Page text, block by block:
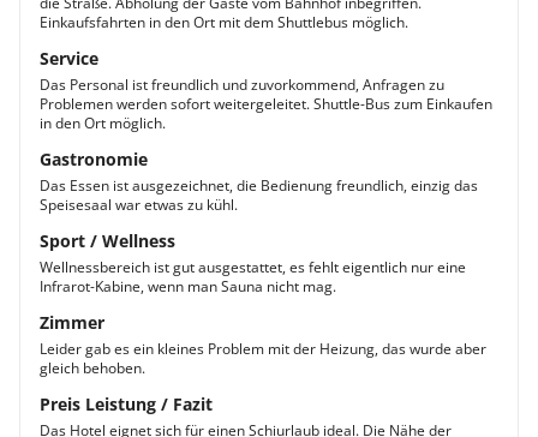
Einkaufsfahrten in den Ort mit dem Shuttlebus möglich.
Service
Das Personal ist freundlich und zuvorkommend, Anfragen zu
Problemen werden sofort weitergeleitet. Shuttle-Bus zum Einkaufen
in den Ort möglich.
Gastronomie
Das Essen ist ausgezeichnet, die Bedienung freundlich, einzig das
Speisesaal war etwas zu kühl.
Sport / Wellness
Wellnessbereich ist gut ausgestattet, es fehlt eigentlich nur eine
Infrarot-Kabine, wenn man Sauna nicht mag.
Zimmer
Leider gab es ein kleines Problem mit der Heizung, das wurde aber
gleich behoben.
Preis Leistung / Fazit
Das Hotel eignet sich für einen Schiurlaub ideal. Die Nähe der